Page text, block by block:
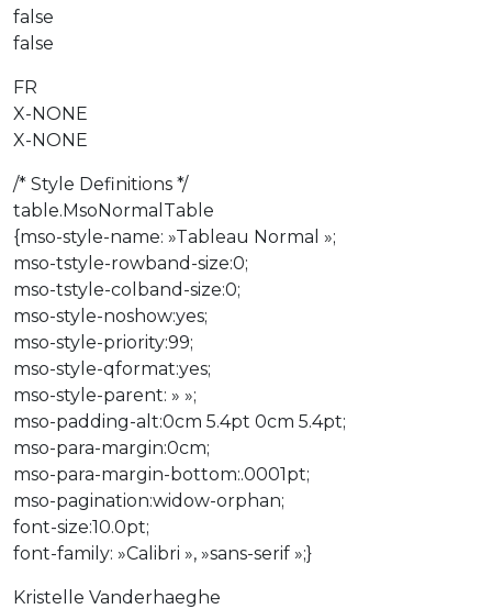
false
false
FR
X-NONE
X-NONE
/* Style Definitions */
table.MsoNormalTable
{mso-style-name: »Tableau Normal »;
mso-tstyle-rowband-size:0;
mso-tstyle-colband-size:0;
mso-style-noshow:yes;
mso-style-priority:99;
mso-style-qformat:yes;
mso-style-parent: » »;
mso-padding-alt:0cm 5.4pt 0cm 5.4pt;
mso-para-margin:0cm;
mso-para-margin-bottom:.0001pt;
mso-pagination:widow-orphan;
font-size:10.0pt;
font-family: »Calibri », »sans-serif »;}
Kristelle Vanderhaeghe